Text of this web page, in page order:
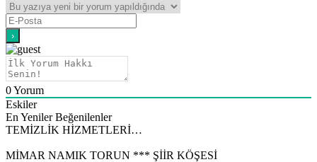
0Yorum
Eskiler
En Yeniler Beğenilenler
TEMİZLİK HİZMETLERİ…
MİMAR NAMIK TORUN *** ŞİİR KÖŞESİ